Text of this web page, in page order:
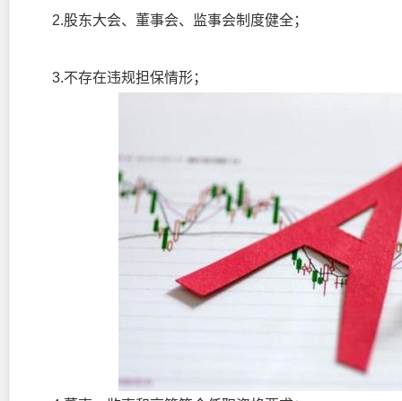
2.股东大会、董事会、监事会制度健全；
3.不存在违规担保情形；